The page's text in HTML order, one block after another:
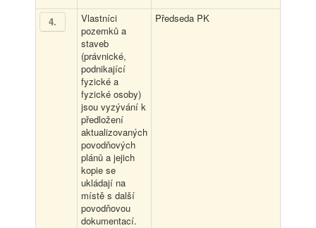
4.
Vlastníci
pozemků a
staveb
(právnické,
podnikající
fyzické a
fyzické osoby)
jsou vyzývání k
předložení
aktualizovaných
povodňových
plánů a jejich
kopie se
ukládají na
místě s další
povodňovou
dokumentací.
Předseda PK